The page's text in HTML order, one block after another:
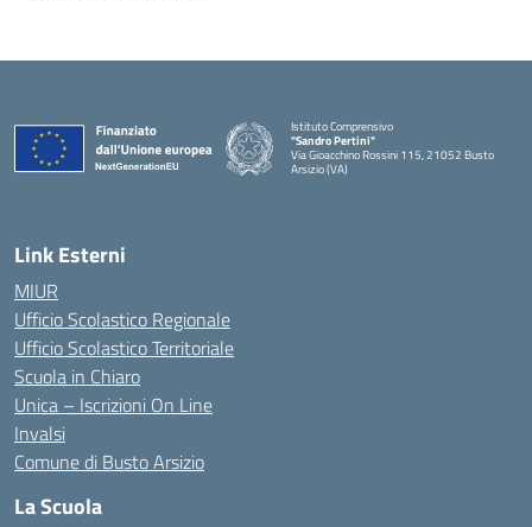
Istituto Comprensivo
"Sandro Pertini"
Via Gioacchino Rossini 115, 21052 Busto
Arsizio (VA)
Link Esterni
MIUR
Ufficio Scolastico Regionale
Ufficio Scolastico Territoriale
Scuola in Chiaro
Unica – Iscrizioni On Line
Invalsi
Comune di Busto Arsizio
La Scuola